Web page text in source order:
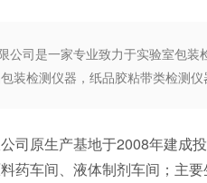
公司是一家专业致力于实验室包
装检测仪器，纸品胶粘带类检测
司原生产基地于2008年建成
药车间、液体制剂车间；主